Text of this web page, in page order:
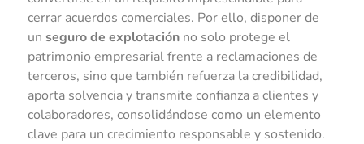
cerrar acuerdos comerciales. Por ello, disponer de
un seguro de explotación no solo protege el
patrimonio empresarial frente a reclamaciones de
terceros, sino que también refuerza la credibilidad,
aporta solvencia y transmite confianza a clientes y
colaboradores, consolidándose como un elemento
clave para un crecimiento responsable y sostenido.